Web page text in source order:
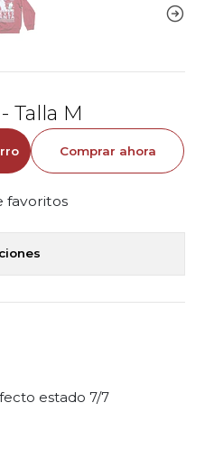
Talla M
Comprar ahora
favoritos
estado 7/7